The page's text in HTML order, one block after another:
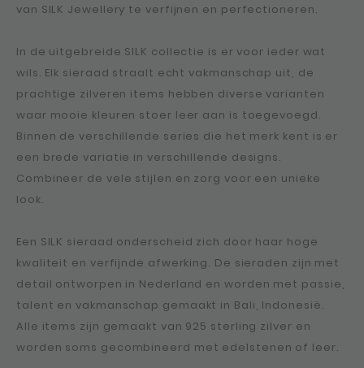
van SILK Jewellery te verfijnen en perfectioneren.
In de uitgebreide SILK collectie is er voor ieder wat
wils. Elk sieraad straalt echt vakmanschap uit, de
prachtige zilveren items hebben diverse varianten
waar mooie kleuren stoer leer aan is toegevoegd.
Binnen de verschillende series die het merk kent is er
een brede variatie in verschillende designs.
Combineer de vele stijlen en zorg voor een unieke
look.
Een SILK sieraad onderscheid zich door haar hoge
kwaliteit en verfijnde afwerking. De sieraden zijn met
detail ontworpen in Nederland en worden met passie,
talent en vakmanschap gemaakt in Bali, Indonesië.
Alle items zijn gemaakt van 925 sterling zilver en
worden soms gecombineerd met edelstenen of leer.